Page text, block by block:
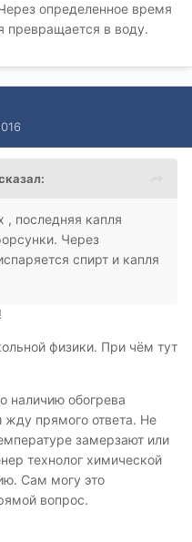
определенное время
превращается в воду.
последняя капля
Через
спирт и капля
физики. При чём тут
обогрева
прямого ответа. Не
замерзают или
технолог химической
Сам могу это
вопрос.